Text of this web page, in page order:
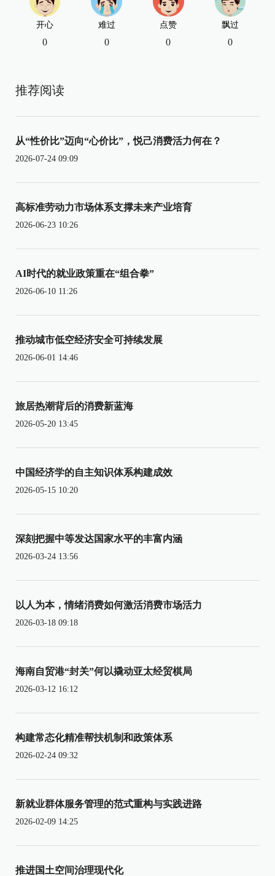
开心
0
难过
0
点赞
0
飘过
0
推荐阅读
从“性价比”迈向“心价比”，悦己消费活力何在？
2026-07-24 09:09
高标准劳动力市场体系支撑未来产业培育
2026-06-23 10:26
AI时代的就业政策重在“组合拳”
2026-06-10 11:26
推动城市低空经济安全可持续发展
2026-06-01 14:46
旅居热潮背后的消费新蓝海
2026-05-20 13:45
中国经济学的自主知识体系构建成效
2026-05-15 10:20
深刻把握中等发达国家水平的丰富内涵
2026-03-24 13:56
以人为本，情绪消费如何激活消费市场活力
2026-03-18 09:18
海南自贸港“封关”何以撬动亚太经贸棋局
2026-03-12 16:12
构建常态化精准帮扶机制和政策体系
2026-02-24 09:32
新就业群体服务管理的范式重构与实践进路
2026-02-09 14:25
推进国土空间治理现代化